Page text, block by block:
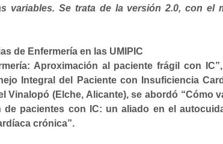
variables. Se trata de la versión 2.0, con el
de Enfermería en las UMIPIC
Aproximación al paciente frágil con
Integral del Paciente con Insuficiencia
Vinalopó (Elche, Alicante), se abordó “Cómo
de pacientes con IC: un aliado en el
crónica”.